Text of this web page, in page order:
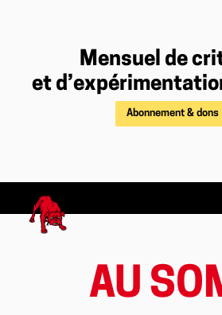
Mensuel de
et
Abonnement & dons
AU